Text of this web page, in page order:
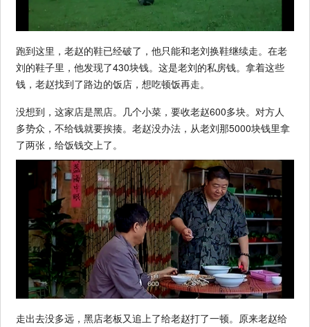
跑到这里，老赵的鞋已经破了，他只能和老刘换鞋继续走。在老
刘的鞋子里，他发现了430块钱。这是老刘的私房钱。拿着这些
钱，老赵找到了路边的饭店，想吃顿饭再走。
没想到，这家店是黑店。几个小菜，要收老赵600多块。对方人
多势众，不给钱就要挨揍。老赵没办法，从老刘那5000块钱里拿
了两张，给饭钱交上了。
走出去没多远，黑店老板又追上了给老赵打了一顿。原来老赵给